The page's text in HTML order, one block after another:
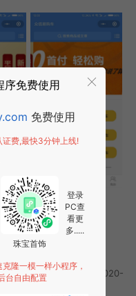
众信易购车的小程序
小程序
，易企达小程序商店于2020-
序免费使用
免费使用
费,最快3分钟上线!
珠宝首饰
登录
PC查
看更
多.....
隆一模一样小程序，
台自由配置